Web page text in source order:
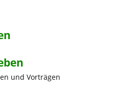
und Vorträgen